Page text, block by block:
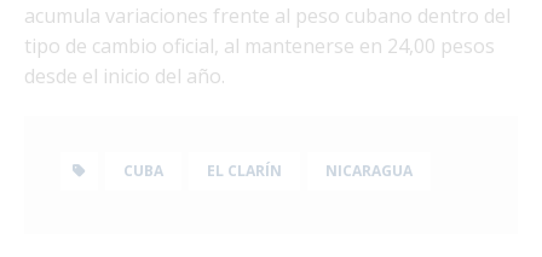
acumula variaciones frente al peso cubano dentro del
tipo de cambio oficial, al mantenerse en 24,00 pesos
desde el inicio del año.
CUBA EL CLARÍN NICARAGUA